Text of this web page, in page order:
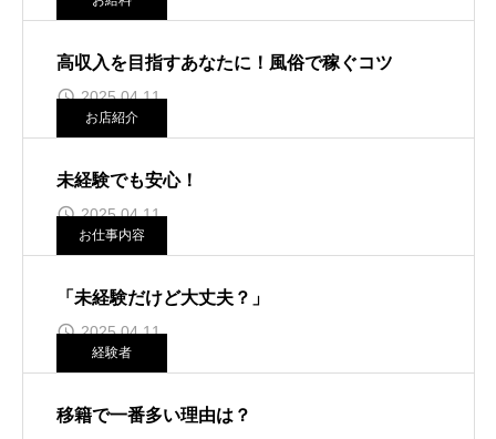
高収入を目指すあなたに！風俗で稼ぐコツ
2025.04.11
お店紹介
未経験でも安心！
2025.04.11
お仕事内容
「未経験だけど大丈夫？」
2025.04.11
経験者
移籍で一番多い理由は？